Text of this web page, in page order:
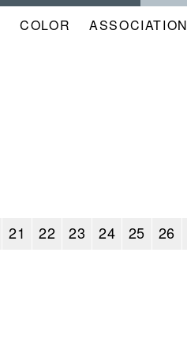
COLOR NAVIGATION
ASSOCIATION
21 22 23 24 25 26